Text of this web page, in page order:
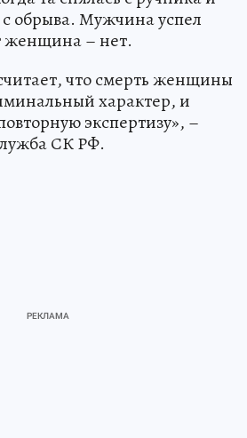
с обрыва. Мужчина успел
женщина – нет.
что смерть женщины
характер, и
экспертизу», –
СК РФ.